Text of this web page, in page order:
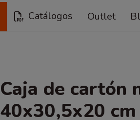
Catálogos Outlet
Caja de cartón
40x30,5x20